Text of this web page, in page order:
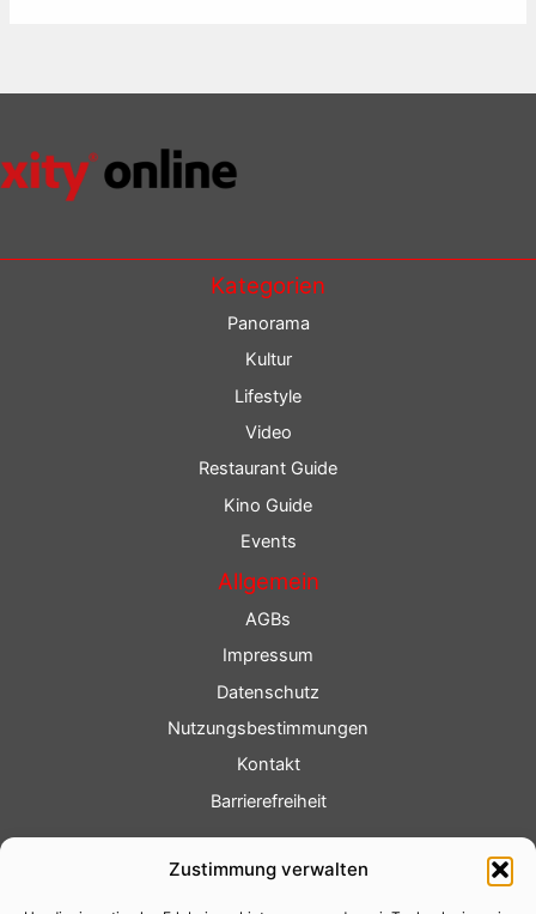
Zustimmung verwalten
Kategorien
Panorama
Kultur
Lifestyle
Video
Restaurant Guide
Kino Guide
Events
Allgemein
AGBs
Impressum
Datenschutz
Nutzungsbestimmungen
Kontakt
Barrierefreiheit
Fotoservice